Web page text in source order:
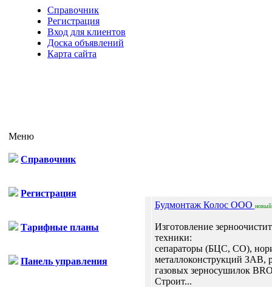
Справочник
Регистрация
Вход для клиентов
Доска объявлений
Карта сайта
Меню
Справочник
Регистрация
Тарифные планы
Панель управления
Будмонтаж Колос ООО новый
Изготовление
техники:
сепараторы (БЦС, СО),
металлоконструкций ЗАВ,
газовых зерносушилок
Строит...